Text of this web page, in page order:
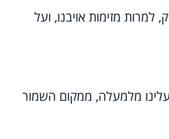
למרות מזימות אויבנו, ועל
עלינו מלמעלה, ממקום השמור